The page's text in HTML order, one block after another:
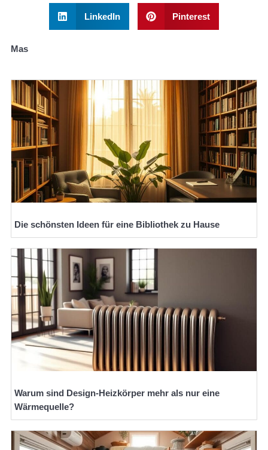
LinkedIn Pinterest
Mas
Die schönsten Ideen für eine Bibliothek zu Hause
Warum sind Design-Heizkörper mehr als nur eine
Wärmequelle?